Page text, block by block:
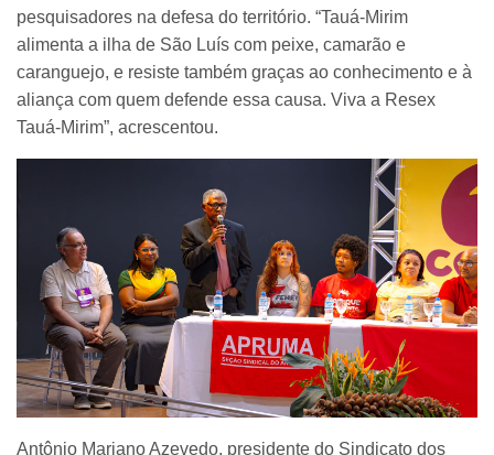
pesquisadores na defesa do território. “Tauá-Mirim
alimenta a ilha de São Luís com peixe, camarão e
caranguejo, e resiste também graças ao conhecimento e à
aliança com quem defende essa causa. Viva a Resex
Tauá-Mirim”, acrescentou.
Antônio Mariano Azevedo, presidente do Sindicato dos